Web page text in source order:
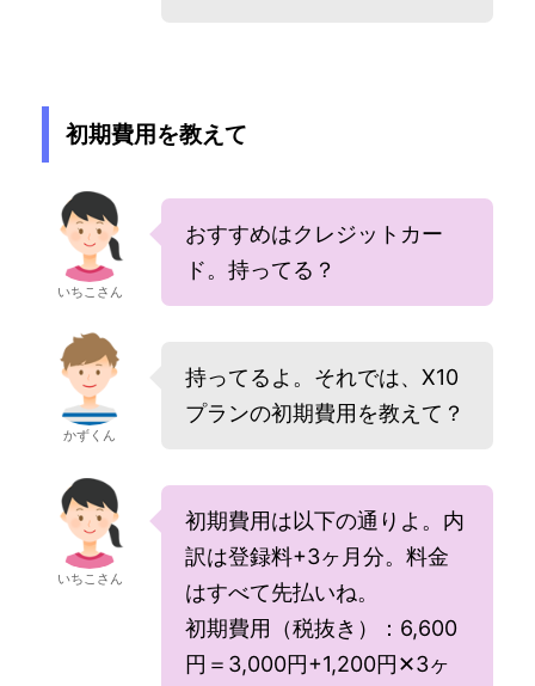
初期費用を教えて
いちこさん
おすすめはクレジットカー
ド。持ってる？
かずくん
持ってるよ。それでは、X10
プランの初期費用を教えて？
いちこさん
初期費用は以下の通りよ。内
訳は登録料+3ヶ月分。料金
はすべて先払いね。
初期費用（税抜き）：6,600
円＝3,000円+1,200円✕3ヶ